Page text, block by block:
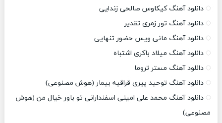
دانلود آهنگ کیکاوس صالحی زندایی
دانلود آهنگ تور زمری تقدیر
دانلود آهنگ مانی ویس حضور تنهایی
دانلود آهنگ میلاد باکری اشتباه
دانلود آهنگ مستر تروما
دانلود آهنگ توحید پیری قراقیه بیمار (هوش مصنوعی)
دانلود آهنگ محمد علی امینی اسفندارانی تو باور خیال من (هوش
مصنوعی)